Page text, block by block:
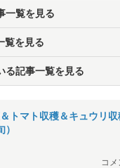
一覧を見る
覧を見る
る記事一覧を見る
トマト収穫＆キュウリ
コ